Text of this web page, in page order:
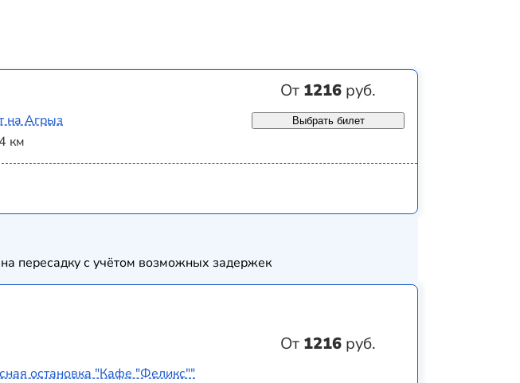
От 1216 руб.
на Агрыз
км
Выбрать билет
пересадку с учётом возможных задержек
От 1216 руб.
остановка "Кафе "Феликс""